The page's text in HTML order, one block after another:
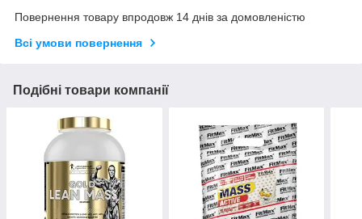
Повернення товару впродовж 14 днів за домовленістю
Всі умови повернення
Подібні товари компанії